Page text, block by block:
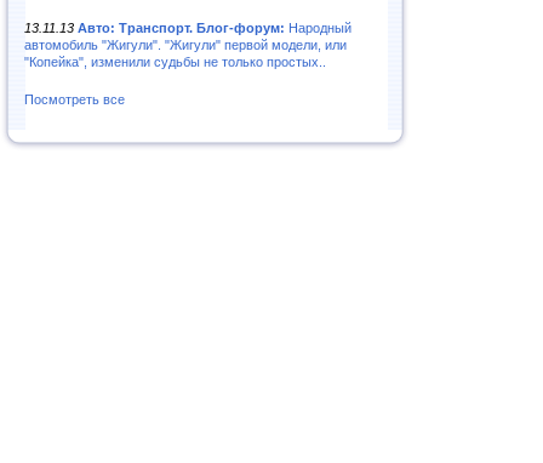
13.11.13 Авто: Транспорт. Блог-форум: Народный
автомобиль "Жигули". "Жигули" первой модели, или
"Копейка", изменили судьбы не только простых..
Посмотреть все